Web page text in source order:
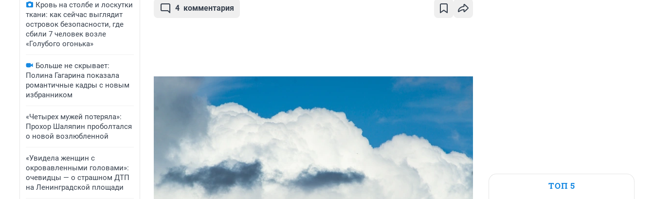
Кровь на столбе и лоскутки
ткани: как сейчас выглядит
островок безопасности, где
сбили 7 человек возле
«Голубого огонька»
Больше не скрывает:
Полина Гагарина показала
романтичные кадры с новым
избранником
«Четырех мужей потеряла»:
Прохор Шаляпин проболтался
о новой возлюбленной
«Увидела женщин с
окровавленными головами»:
очевидцы — о страшном ДТП
на Ленинградской площади
4 комментария
ТОП 5